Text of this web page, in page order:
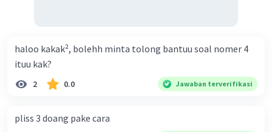
haloo kakak², bolehh minta tolong bantuu soal nomer 4
ituu kak?
2 0.0 Jawaban terverifikasi
pliss 3 doang pake cara